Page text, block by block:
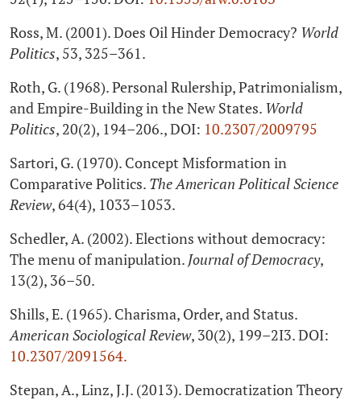
Ross, M. (2001). Does Oil Hinder Democracy? World
Politics, 53, 325–361.
Roth, G. (1968). Personal Rulership, Patrimonialism,
and Empire-Building in the New States. World
Politics, 20(2), 194–206., DOI: 10.2307/2009795
Sartori, G. (1970). Concept Misformation in
Comparative Politics. The American Political Science
Review, 64(4), 1033–1053.
Schedler, A. (2002). Elections without democracy:
The menu of manipulation. Journal of Democracy,
13(2), 36–50.
Shills, E. (1965). Charisma, Order, and Status.
American Sociological Review, 30(2), 199–2I3. DOI:
10.2307/2091564.
Stepan, A., Linz, J.J. (2013). Democratization Theory